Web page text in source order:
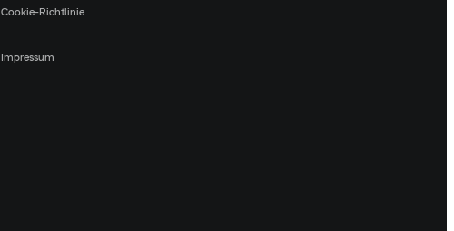
Cookie-Richtlinie
Impressum